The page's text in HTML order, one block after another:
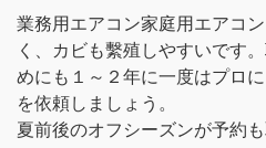
業務用エアコン家庭用エアコ
く、カビも繫殖しやすいです
めにも１～２年に一度はプロ
を依頼しましょう。
夏前後のオフシーズンが予約